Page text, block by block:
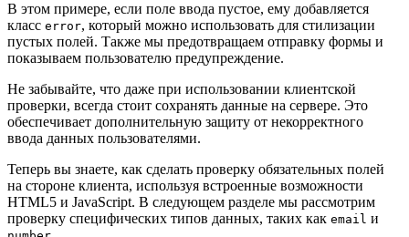
В этом примере, если поле ввода пустое, ему добавляется
класс error, который можно использовать для стилизации
пустых полей. Также мы предотвращаем отправку формы и
показываем пользователю предупреждение.
Не забывайте, что даже при использовании клиентской
проверки, всегда стоит сохранять данные на сервере. Это
обеспечивает дополнительную защиту от некорректного
ввода данных пользователями.
Теперь вы знаете, как сделать проверку обязательных полей
на стороне клиента, используя встроенные возможности
HTML5 и JavaScript. В следующем разделе мы рассмотрим
проверку специфических типов данных, таких как email и